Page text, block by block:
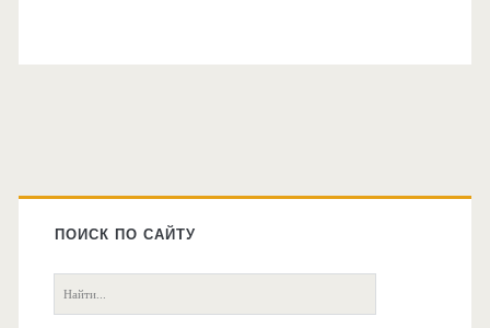
Главная
боковая
колонка
ПОИСК ПО САЙТУ
Поиск: